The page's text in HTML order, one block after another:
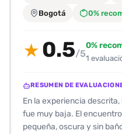
Bogotá 0%
★ 0.5/5
0%
1
RESUMEN DE
En la experiencia
fue muy baja. El
pequeña, oscura y sin